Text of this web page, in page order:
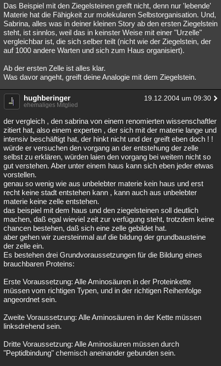
Das Beispiel mit den Ziegelsteinen greift nicht, denn nur 'lebende'
Materie hat die Fähigkeit zur molekularen Selbstorganisation. Und,
Sabrina, alles was in deiner kleinen Story ab den ersten Ziegelstein
steht, ist sinnlos, weil das in keinster Weise mit einer "Urzelle"
vergleichbar ist, die sich selber teilt (nicht wie der Ziegelstein, der
auf 1000 andere Warten und sich zum Haus organisiert).
Ab der ersten Zelle ist alles klar.
Was davor angeht, greift deine Analogie mit dem Ziegelstein.
hughberinger 19.12.2004 um 09:30
ehemaliges Mitglied
der vergleich , den sabrina von einem renomierten wissenschaftler
zitiert hat, also einem experten , der sich mit der materie lange und
intensiv beschäftigt hat, der hinkt nicht und der greift eben doch ! !
würde er versuchen den vorgang an der entstehung der zelle
selbst zu erklären, würden laien den vorgang bei weitem nicht so
gut verstehen. Aber unter einem haus kann sich eben jeder etwas
vorstellen.
genau so wenig wie aus unbelebter materie kein haus und erst
recht keine stadt entstehen kann , kann auch aus unbelebter
materie keine zelle entstehen.
das beispiel mit dem haus und den ziegelsteinen soll deutlich
machen, daß egal wieviel zeit zur verfügung steht, trotzdem keine
chancen bestehen, daß sich eine zelle gebildet hat.
aber gehen wir zuersteinmal auf die bildung der grundbausteine
der zelle ein.
Es bestehen drei Grundvoraussetzungen für die Bildung eines
brauchbaren Proteins:
Erste Voraussetzung: Alle Aminosäuren in der Proteinkette
müssen vom richtigen Typen, und in der richtigen Reihenfolge
angeordnet sein.
Zweite Voraussetzung: Alle Aminosäuren in der Kette müssen
linksdrehend sein.
Dritte Voraussetzung: Alle Aminosäuren müssen durch
"Peptidbindung" chemisch aneinander gebunden sein.